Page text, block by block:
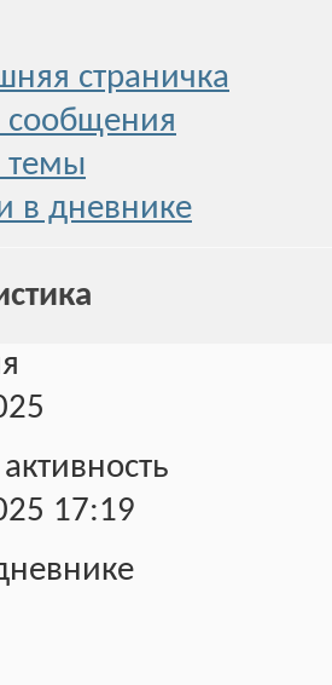
страничка
сообщения
темы
в дневнике
17:19